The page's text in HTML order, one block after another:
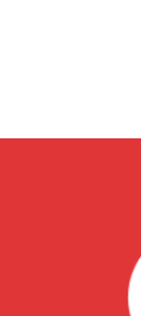
от 110 мин